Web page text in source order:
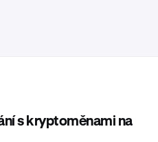
s kryptoměnami na